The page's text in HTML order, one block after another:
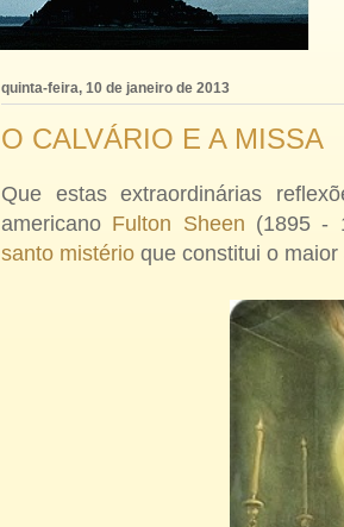
quinta-feira, 10 de janeiro de 2013
O CALVÁRIO E A MISSA
Que estas extraordinárias
americano Fulton Sheen (1895 -
santo mistério que constitui o